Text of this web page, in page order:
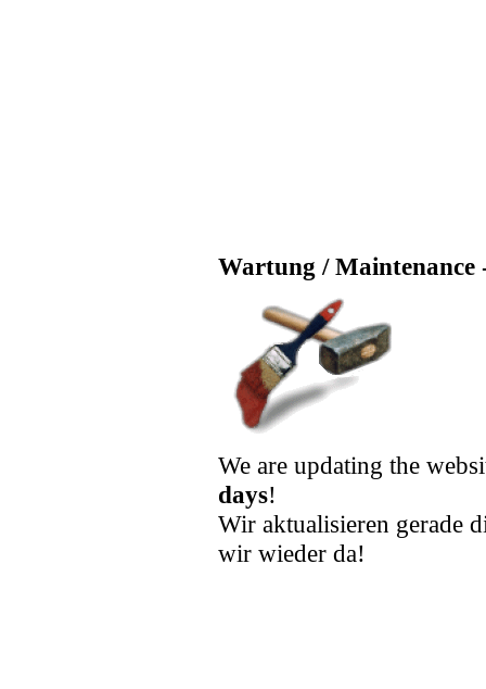
Wartung / Maintenance
We are updating the
days!
Wir aktualisieren gerade
wir wieder da!